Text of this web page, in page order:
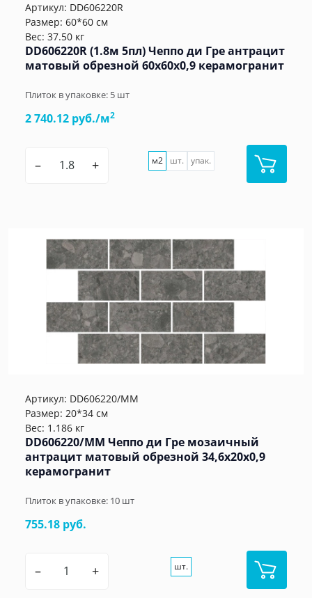
Артикул: DD606220R
Размер: 60*60 см
Вес: 37.50 кг
DD606220R (1.8м 5пл) Чеппо ди Гре антрацит
матовый обрезной 60x60x0,9 керамогранит
Плиток в упаковке: 5 шт
2 740.12 руб./м2
– + м2 шт. упак.
Артикул: DD606220/MM
Размер: 20*34 см
Вес: 1.186 кг
DD606220/MM Чеппо ди Гре мозаичный
антрацит матовый обрезной 34,6x20x0,9
керамогранит
Плиток в упаковке: 10 шт
755.18 руб.
– + шт.